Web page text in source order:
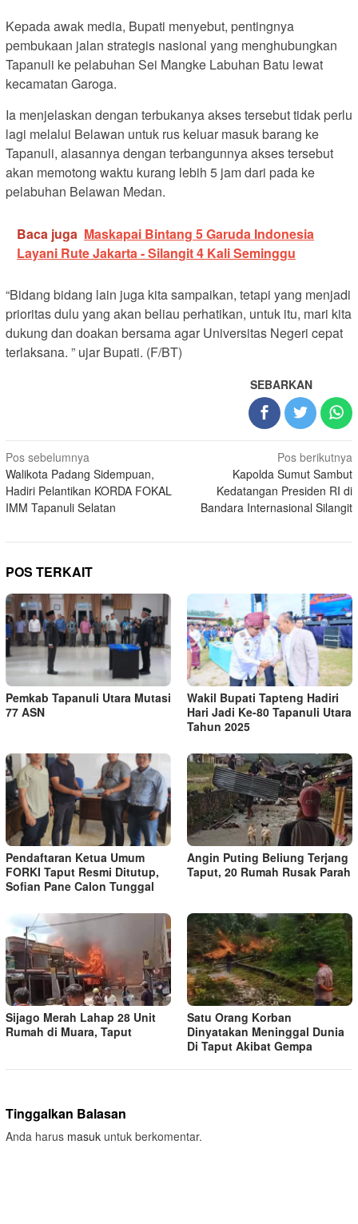
Kepada awak media, Bupati menyebut, pentingnya
pembukaan jalan strategis nasional yang menghubungkan
Tapanuli ke pelabuhan Sei Mangke Labuhan Batu lewat
kecamatan Garoga.
Ia menjelaskan dengan terbukanya akses tersebut tidak perlu
lagi melalui Belawan untuk rus keluar masuk barang ke
Tapanuli, alasannya dengan terbangunnya akses tersebut
akan memotong waktu kurang lebih 5 jam dari pada ke
pelabuhan Belawan Medan.
Baca juga Maskapai Bintang 5 Garuda Indonesia
Layani Rute Jakarta - Silangit 4 Kali Seminggu
“Bidang bidang lain juga kita sampaikan, tetapi yang menjadi
prioritas dulu yang akan beliau perhatikan, untuk itu, mari kita
dukung dan doakan bersama agar Universitas Negeri cepat
terlaksana. ” ujar Bupati. (F/BT)
SEBARKAN
Navigasi
pos
Pos sebelumnya
Walikota Padang Sidempuan,
Hadiri Pelantikan KORDA FOKAL
IMM Tapanuli Selatan
Pos berikutnya
Kapolda Sumut Sambut
Kedatangan Presiden RI di
Bandara Internasional Silangit
POS TERKAIT
Pemkab Tapanuli Utara Mutasi
77 ASN
Wakil Bupati Tapteng Hadiri
Hari Jadi Ke-80 Tapanuli Utara
Tahun 2025
Pendaftaran Ketua Umum
FORKI Taput Resmi Ditutup,
Sofian Pane Calon Tunggal
Angin Puting Beliung Terjang
Taput, 20 Rumah Rusak Parah
Sijago Merah Lahap 28 Unit
Rumah di Muara, Taput
Satu Orang Korban
Dinyatakan Meninggal Dunia
Di Taput Akibat Gempa
Tinggalkan Balasan
Anda harus masuk untuk berkomentar.